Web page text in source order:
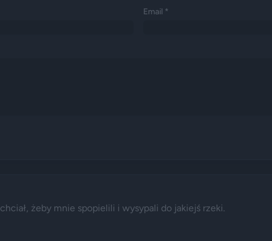
Email *
żeby mnie spopielili i wysypali do jakiejś rzeki.